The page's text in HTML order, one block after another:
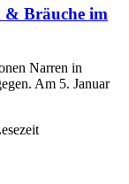
& Bräuche im
Narren in
Am 5. Januar